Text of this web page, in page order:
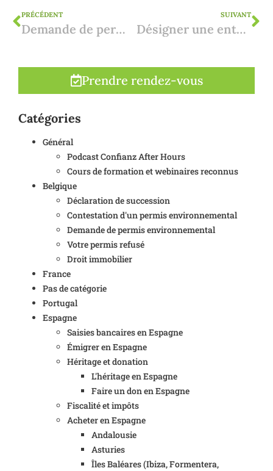
PRÉCÉDENT
Demande de permis de location sur la Costa Blanca
SUIVANT
Désigner une entreprise de construction en Espagne : à quoi faut-il faire attention ?
Prendre rendez-vous
Catégories
Général
Podcast Confianz After Hours
Cours de formation et webinaires reconnus
Belgique
Déclaration de succession
Contestation d'un permis environnemental
Demande de permis environnemental
Votre permis refusé
Droit immobilier
France
Pas de catégorie
Portugal
Espagne
Saisies bancaires en Espagne
Émigrer en Espagne
Héritage et donation
L'héritage en Espagne
Faire un don en Espagne
Fiscalité et impôts
Acheter en Espagne
Andalousie
Asturies
Îles Baléares (Ibiza, Formentera,